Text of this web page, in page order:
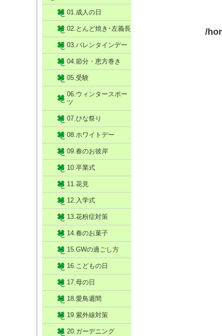
/
01.成人の日
02.とんど焼き･左義長
03.バレンタインデー
04.節分・恵方巻き
05.受験
06.ウィンタースポー
ツ
07.ひな祭り
08.ホワイトデー
09.春のお彼岸
10.卒業式
11.花見
12.入学式
13.花粉症対策
14.春のお菓子
15.GWの過ごし方
16.こどもの日
17.母の日
18.愛鳥週間
19.紫外線対策
20.ガーデニング